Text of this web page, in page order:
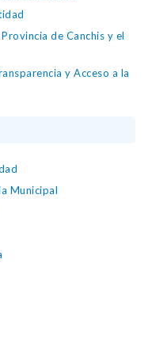
de Canchis y el
y Acceso a la
Municipal